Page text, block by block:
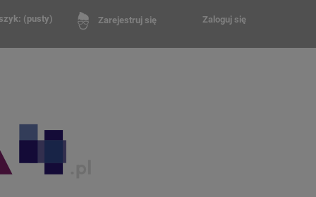
Zarejestruj się Zaloguj się
(pusty)